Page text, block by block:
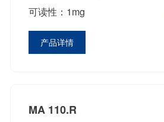
可读性：1mg
产品详情
MA 110.R